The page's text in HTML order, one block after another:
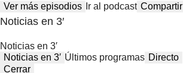
Ver más episodios Ir al podcast Compartir
Noticias en 3′
Noticias en 3′
Noticias en 3′ Últimos programas Directo
Cerrar